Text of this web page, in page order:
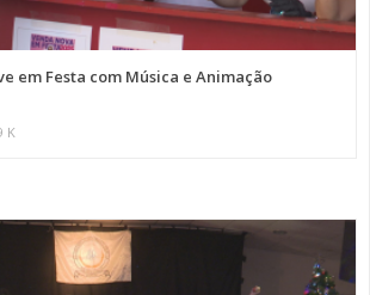
em Festa com Música e Animação
K